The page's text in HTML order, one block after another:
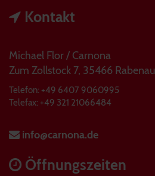
Kontakt
Michael Flor / Carnona
Zum Zollstock 7, 35466 Rabenau
Telefon: +49 6407 9060995
Telefax: +49 321 21066484
info@carnona.de
Öffnungszeiten